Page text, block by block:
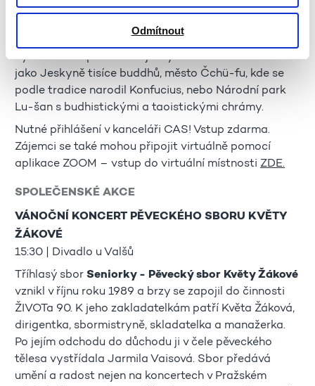
Odmítnout
bychom Vám představili jeskyně Mo-kao známé též
jako Jeskyně tisíce buddhů, město Čchü-fu, kde se
podle tradice narodil Konfucius, nebo Národní park
Lu-šan s budhistickými a taoistickými chrámy.
Nutné přihlášení v kanceláři CAS! Vstup zdarma.
Zájemci se také mohou připojit virtuálně pomocí
aplikace ZOOM – vstup do virtuální místnosti ZDE.
SPOLEČENSKÉ AKCE
VÁNOČNÍ KONCERT PĚVECKÉHO SBORU KVĚTY
ŽÁKOVÉ
15:30 | Divadlo u Valšů
Tříhlasý sbor Seniorky - Pěvecký sbor Květy Žákové
vznikl v říjnu roku 1989 a brzy se zapojil do činnosti
ŽIVOTa 90. K jeho zakladatelkám patří Květa Žáková,
dirigentka, sbormistryně, skladatelka a manažerka.
Po jejím odchodu do důchodu ji v čele pěveckého
tělesa vystřídala Jarmila Vaisová. Sbor předává
umění a radost nejen na koncertech v Pražském